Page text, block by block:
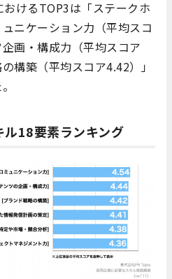
けるTOP3は「ステークホ
ニケーション力（平均スコ
画・構成力（平均スコア
構築（平均スコア4.42）」
18要素ランキング